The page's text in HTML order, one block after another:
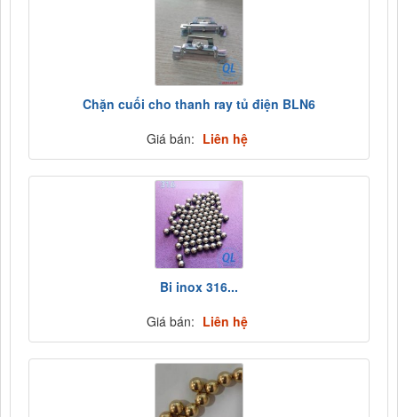
Chặn cuối cho thanh ray tủ điện BLN6
Giá bán: Liên hệ
Bi inox 316...
Giá bán: Liên hệ